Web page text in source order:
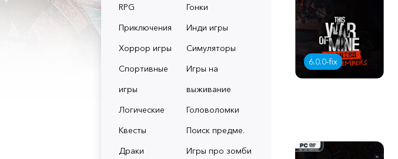
RPG
Гонки
Приключения
Инди игры
Хоррор игры
Симуляторы
Спортивные
игры
Игры на
выживание
Логические
Головоломки
Квесты
Поиск предме.
Драки
Игры про зомби
6.0.0-fix